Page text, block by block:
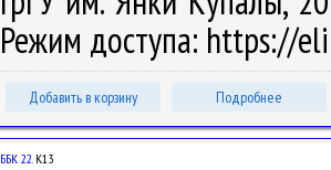
Режим доступа: https://
Добавить в корзину Подробнее
ББК 22.К13